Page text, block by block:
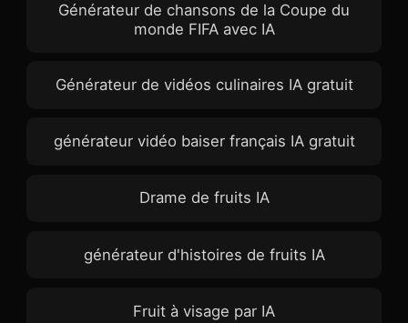
Générateur de chansons de la Coupe du
monde FIFA avec IA
Générateur de vidéos culinaires IA gratuit
générateur vidéo baiser français IA gratuit
Drame de fruits IA
générateur d'histoires de fruits IA
Fruit à visage par IA